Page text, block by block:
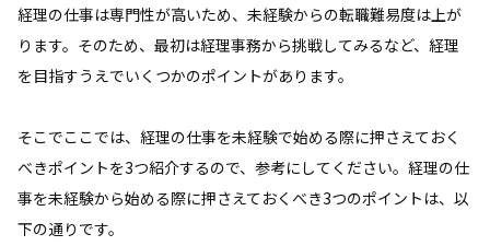
経理の仕事は専門性が高いため、未経験からの転職難易度は上が
ります。そのため、最初は経理事務から挑戦してみるなど、経理
を目指すうえでいくつかのポイントがあります。
そこでここでは、経理の仕事を未経験で始める際に押さえておく
べきポイントを3つ紹介するので、参考にしてください。経理の仕
事を未経験から始める際に押さえておくべき3つのポイントは、以
下の通りです。